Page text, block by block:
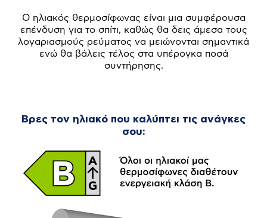
Ο ηλιακός θερμοσίφωνας είναι μια συμφέρουσα
επένδυση για το σπίτι, καθώς θα δεις άμεσα τους
λογαριασμούς ρεύματος να μειώνονται σημαντικά
ενώ θα βάλεις τέλος στα υπέρογκα ποσά
συντήρησης.
Βρες τον ηλιακό που καλύπτει τις ανάγκες
σου: